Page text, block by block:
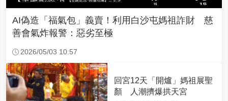
AI偽造「福氣包」義賣！利用白沙屯媽祖詐財 慈
善會氣炸報警：惡劣至極
2026/05/03 10:57
回宮12天「開爐」媽祖展聖
顏 人潮擠爆拱天宮